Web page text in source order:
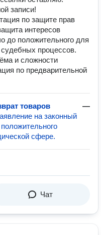
записи!
по защите прав
интересов
до положительного для
процессов.
и сложности
по предварительной
товаров
—
на законный
сфере.
Чат